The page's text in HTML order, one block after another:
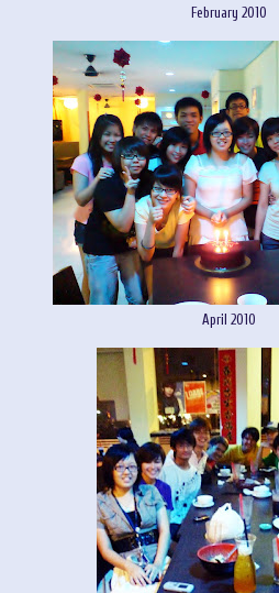
February 2010
April 2010